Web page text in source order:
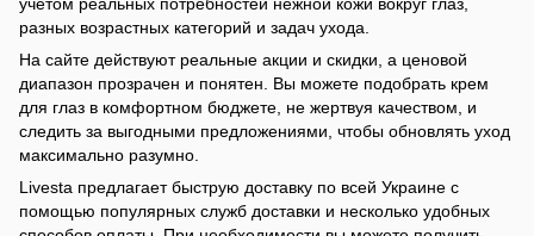
разных возрастных категорий и задач ухода.
На сайте действуют реальные акции и скидки, а ценовой
диапазон прозрачен и понятен. Вы можете подобрать крем
для глаз в комфортном бюджете, не жертвуя качеством, и
следить за выгодными предложениями, чтобы обновлять уход
максимально разумно.
Livesta предлагает быструю доставку по всей Украине с
помощью популярных служб доставки и несколько удобных